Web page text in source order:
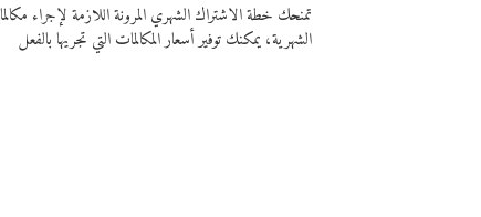
تمنحك خطة الاشتراك الشهري المرونة اللازمة
الشهرية، يمكنك توفير أسعار المكالمات التي تجريها بالفعل